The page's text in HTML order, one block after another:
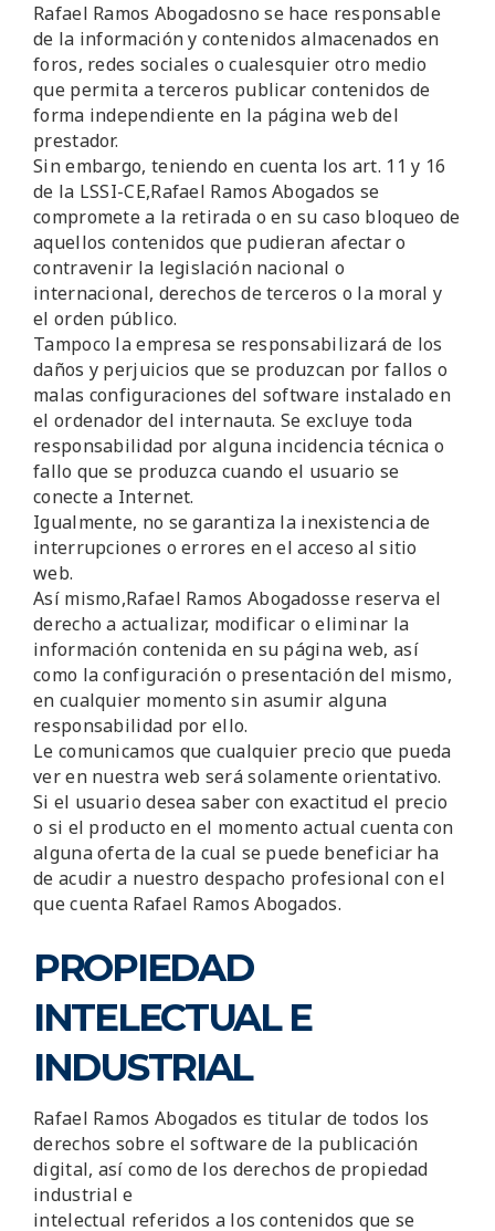
Rafael Ramos Abogadosno se hace responsable
de la información y contenidos almacenados en
foros, redes sociales o cualesquier otro medio
que permita a terceros publicar contenidos de
forma independiente en la página web del
prestador.
Sin embargo, teniendo en cuenta los art. 11 y 16
de la LSSI-CE,Rafael Ramos Abogados se
compromete a la retirada o en su caso bloqueo de
aquellos contenidos que pudieran afectar o
contravenir la legislación nacional o
internacional, derechos de terceros o la moral y
el orden público.
Tampoco la empresa se responsabilizará de los
daños y perjuicios que se produzcan por fallos o
malas configuraciones del software instalado en
el ordenador del internauta. Se excluye toda
responsabilidad por alguna incidencia técnica o
fallo que se produzca cuando el usuario se
conecte a Internet.
Igualmente, no se garantiza la inexistencia de
interrupciones o errores en el acceso al sitio
web.
Así mismo,Rafael Ramos Abogadosse reserva el
derecho a actualizar, modificar o eliminar la
información contenida en su página web, así
como la configuración o presentación del mismo,
en cualquier momento sin asumir alguna
responsabilidad por ello.
Le comunicamos que cualquier precio que pueda
ver en nuestra web será solamente orientativo.
Si el usuario desea saber con exactitud el precio
o si el producto en el momento actual cuenta con
alguna oferta de la cual se puede beneficiar ha
de acudir a nuestro despacho profesional con el
que cuenta Rafael Ramos Abogados.
PROPIEDAD
INTELECTUAL E
INDUSTRIAL
Rafael Ramos Abogados es titular de todos los
derechos sobre el software de la publicación
digital, así como de los derechos de propiedad
industrial e
intelectual referidos a los contenidos que se